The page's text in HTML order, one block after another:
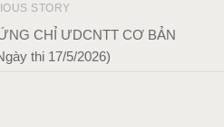
STORY
CHỈ ƯDCNTT CƠ BẢN
thi 17/5/2026)